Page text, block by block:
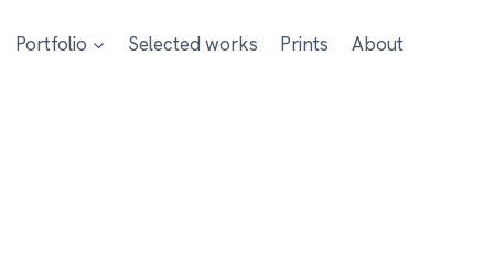
Portfolio Selected works Prints About